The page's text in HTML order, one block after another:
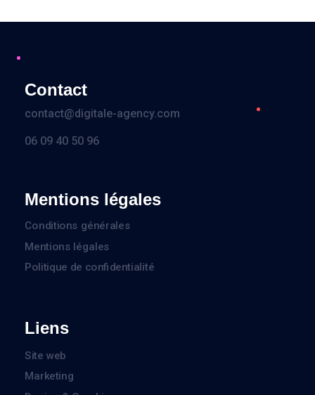
Contact
contact@digitale-agency.com
06 09 40 50 96
Mentions légales
Conditions générales
Mentions légales
Politique de confidentialité
Liens
Site web
Marketing